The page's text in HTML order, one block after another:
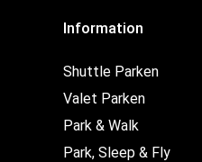
Information
Shuttle Parken
Valet Parken
Park & Walk
Park, Sleep & Fly